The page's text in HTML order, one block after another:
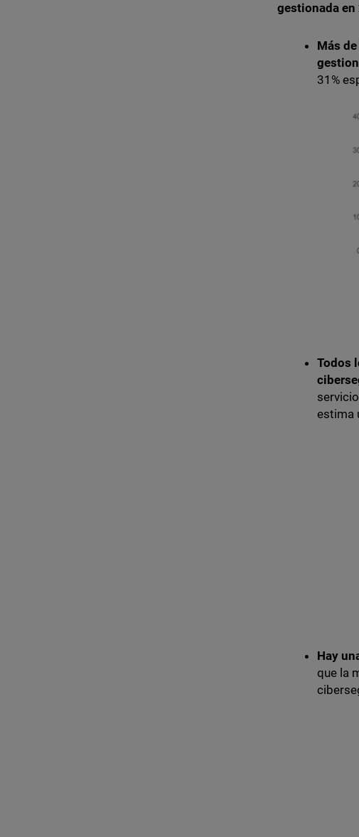
gestionada en
Más
31%
Todos
estima
Hay
que la